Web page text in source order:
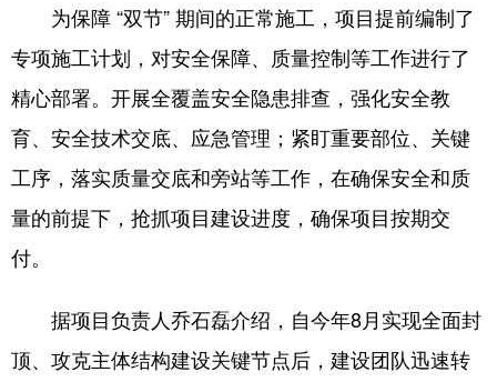
为保障 “双节” 期间的正常施工，项目提前编制了
专项施工计划，对安全保障、质量控制等工作进行了
精心部署。开展全覆盖安全隐患排查，强化安全教
育、安全技术交底、应急管理；紧盯重要部位、关键
工序，落实质量交底和旁站等工作，在确保安全和质
量的前提下，抢抓项目建设进度，确保项目按期交
付。
据项目负责人乔石磊介绍，自今年8月实现全面封
顶、攻克主体结构建设关键节点后，建设团队迅速转